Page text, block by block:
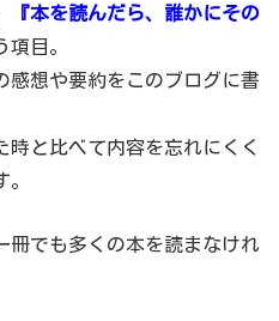
『本を読んだら、誰かにその
項目。
感想や要約をこのブログに書
時と比べて内容を忘れにくく
冊でも多くの本を読まなけれ